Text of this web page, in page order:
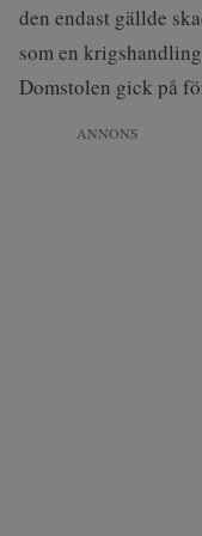
den endast gällde
som en
Domstolen gick på
ANNONS